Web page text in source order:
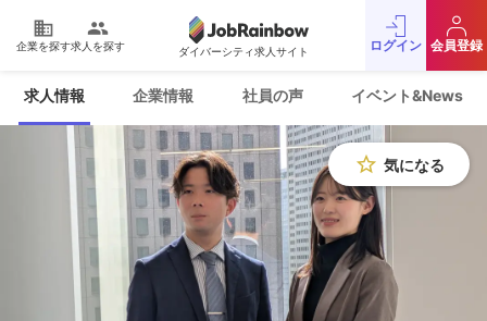
domain
企業を探す
people
求人を探す ダイバーシティ求人サイト ログイン 会員登録
求人情報 企業情報 社員の声 イベント&News
star_border 気になる
プライバシーポリシー
採用をお考えの企業様
お問い合わせ
JobRainbow MAGAZINE
© 2016 JobRainbow Co.,Ltd.